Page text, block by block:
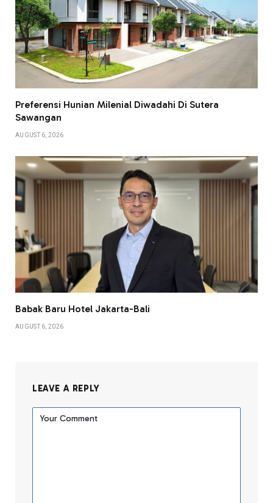
Preferensi Hunian Milenial Diwadahi Di Sutera
Sawangan
AUGUST 6, 2026
Babak Baru Hotel Jakarta-Bali
AUGUST 6, 2026
LEAVE A REPLY